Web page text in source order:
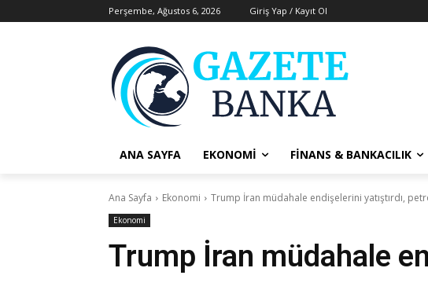
Perşembe, Ağustos 6, 2026 Giriş Yap / Kayıt Ol
ANA SAYFA EKONOMI FINANS & BANKACILIK
Ana Sayfa Ekonomi Trump İran müdahale endişelerini yatıştırdı,
Ekonomi
Trump İran müdahale